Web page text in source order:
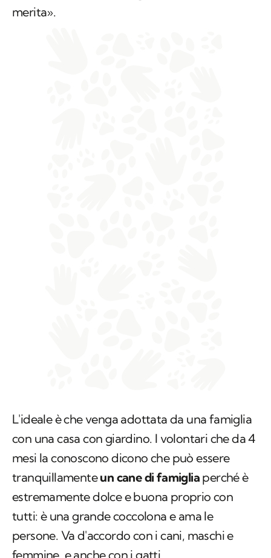
Le manca solo una famiglia, e davvero se la
L'ideale è che venga adottata da una famiglia
con una casa con giardino. I volontari che da 4
mesi la conoscono dicono che può essere
tranquillamenteun cane di famigliaperché è
estremamente dolce e buona proprio con
tutti: è una grande coccolona e ama le
persone. Va d'accordo con i cani, maschi e